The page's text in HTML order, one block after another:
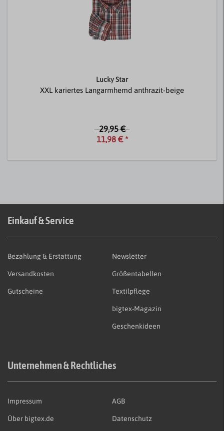
Lucky Star
XXL kariertes Langarmhemd anthrazit-beige
29,95 €
11,98 € *
Einkauf & Service
Bezahlung & Erstattung
Versandkosten
Gutscheine
Newsletter
Größentabellen
Textilpflege
bigtex-Magazin
Geschenkideen
Unternehmen & Rechtliches
Impressum
Über bigtex.de
AGB
Datenschutz